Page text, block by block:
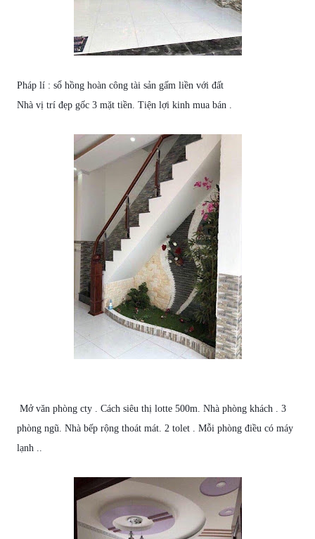
Pháp lí : sổ hồng hoàn công tài sản gấm liền với đất
Nhà vị trí đẹp gốc 3 mặt tiền. Tiện lợi kinh mua bán .
Mở văn phòng cty . Cách siêu thị lotte 500m. Nhà phòng khách . 3
phòng ngũ. Nhà bếp rộng thoát mát. 2 tolet . Mỗi phòng điều có máy
lạnh ..